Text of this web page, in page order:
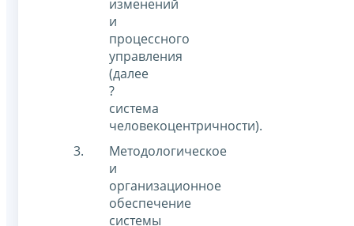
изменений
и
процессного
управления
(далее
?
система
человекоцентричности).
Методологическое
и
организационное
обеспечение
системы